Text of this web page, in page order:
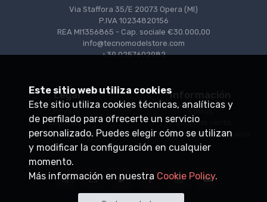
Via Staffora 35/E 20073 Opera (MI)
P.IVA 10234820156
REA MI1356865 - Cap. sociale €30.000,00
info@tecnomodelstore.com
+39 0257602982
Legal
Cookies
Condiciones de venta
Información
Puntos de venta
Conviértase en distribuidor
Este sitio web utiliza cookies
Este sitio utiliza cookies técnicas, analíticas y
de perfilado para ofrecerte un servicio
personalizado. Puedes elegir cómo se utilizan
y modificar la configuración en cualquier
momento.
Más información en nuestra Cookie Policy.